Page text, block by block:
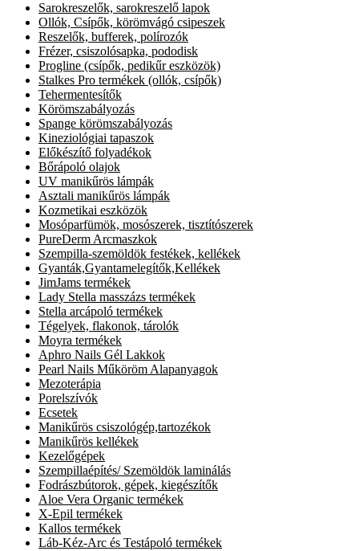
Sarokreszelők, sarokreszelő lapok
Ollók, Csípők, körömvágó csipeszek
Reszelők, bufferek, polírozók
Frézer, csiszolósapka, pododisk
Progline (csípők, pedikűr eszközök)
Stalkes Pro termékek (ollók, csípők)
Tehermentesítők
Körömszabályozás
Spange körömszabályozás
Kineziológiai tapaszok
Előkészítő folyadékok
Bőrápoló olajok
UV manikűrös lámpák
Asztali manikűrös lámpák
Kozmetikai eszközök
Mosóparfümök, mosószerek, tisztítószerek
PureDerm Arcmaszkok
Szempilla-szemöldök festékek, kellékek
Gyanták,Gyantamelegítők,Kellékek
JimJams termékek
Lady Stella masszázs termékek
Stella arcápoló termékek
Tégelyek, flakonok, tárolók
Moyra termékek
Aphro Nails Gél Lakkok
Pearl Nails Műköröm Alapanyagok
Mezoterápia
Porelszívók
Ecsetek
Manikűrös csiszológép,tartozékok
Manikűrös kellékek
Kezelőgépek
Szempillaépítés/ Szemöldök laminálás
Fodrászbútorok, gépek, kiegészítők
Aloe Vera Organic termékek
X-Epil termékek
Kallos termékek
Láb-Kéz-Arc és Testápoló termékek